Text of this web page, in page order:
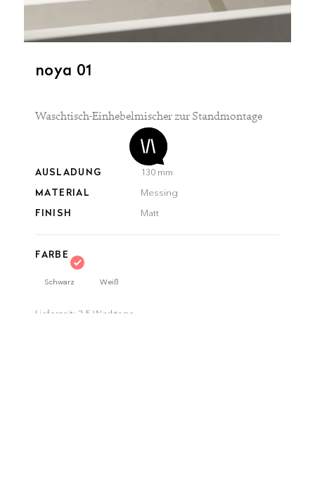
noya 01
Waschtisch-Einhebelmischer zur Standmontage
AUSLADUNG 130 mm
MATERIAL Messing
FINISH Matt
FARBE
Schwarz Weiß
Lieferzeit: 3-5 Werktage